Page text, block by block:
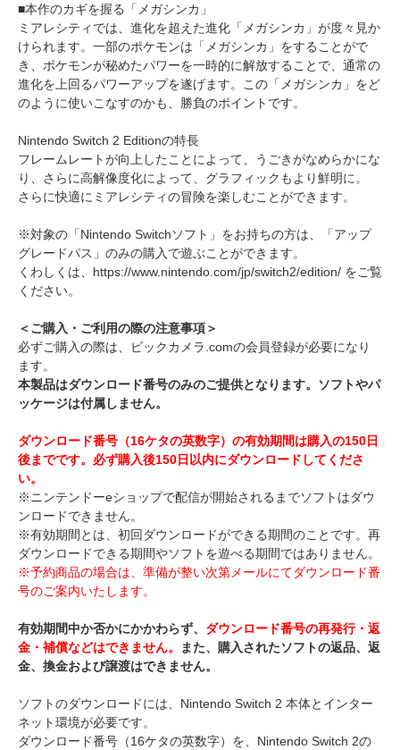
■本作のカギを握る「メガシンカ」
ミアレシティでは、進化を超えた進化「メガシンカ」が度々見か
けられます。一部のポケモンは「メガシンカ」をすることがで
き、ポケモンが秘めたパワーを一時的に解放することで、通常の
進化を上回るパワーアップを遂げます。この「メガシンカ」をど
のように使いこなすのかも、勝負のポイントです。
Nintendo Switch 2 Editionの特長
フレームレートが向上したことによって、うごきがなめらかにな
り、さらに高解像度化によって、グラフィックもより鮮明に。
さらに快適にミアレシティの冒険を楽しむことができます。
※対象の「Nintendo Switchソフト」をお持ちの方は、「アップ
グレードパス」のみの購入で遊ぶことができます。
くわしくは、https://www.nintendo.com/jp/switch2/edition/ をご覧
ください。
＜ご購入・ご利用の際の注意事項＞
必ずご購入の際は、ビックカメラ.comの会員登録が必要になり
ます。
本製品はダウンロード番号のみのご提供となります。ソフトやパ
ッケージは付属しません。
ダウンロード番号（16ケタの英数字）の有効期間は購入の150日
後までです。必ず購入後150日以内にダウンロードしてくださ
い。
※ニンテンドーeショップで配信が開始されるまでソフトはダウ
ンロードできません。
※有効期間とは、初回ダウンロードができる期間のことです。再
ダウンロードできる期間やソフトを遊べる期間ではありません。
※予約商品の場合は、準備が整い次第メールにてダウンロード番
号のご案内いたします。
有効期間中か否かにかかわらず、 ダウンロード番号の再発行・返
金・補償などはできません。
また、購入されたソフトの返品、返
金、換金および譲渡はできません。
ソフトのダウンロードには、Nintendo Switch 2 本体とインター
ネット環境が必要です。
ダウンロード番号（16ケタの英数字）を、Nintendo Switch 2の